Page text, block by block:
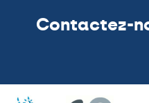
Contactez-